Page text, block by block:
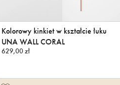
Kolorowy kinkiet w kształcie łuku
UNA WALL CORAL
629,00 zł